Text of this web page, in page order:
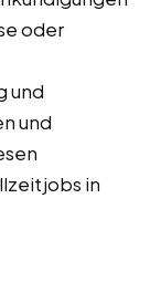
oder
und
und
in